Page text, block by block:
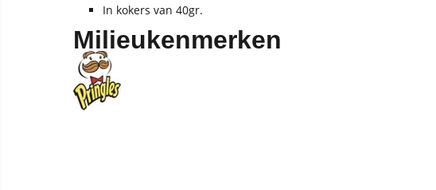
In kokers van 40gr.
Milieukenmerken